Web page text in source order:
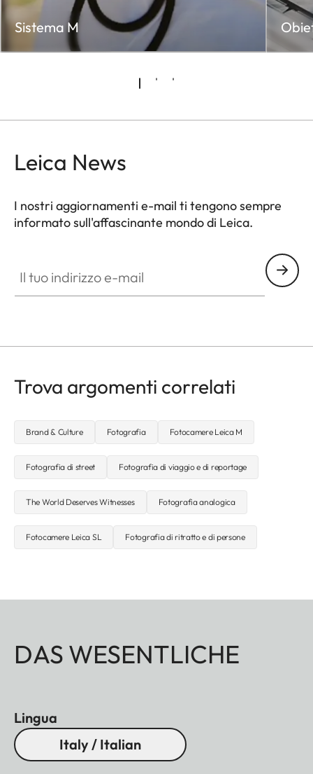
Sistema M
Leica News
I nostri aggiornamenti e-mail ti tengono sempre
informato sull'affascinante mondo di Leica.
Trova argomenti correlati
Brand & Culture Fotografia Fotocamere Leica M
Fotografia di street Fotografia di viaggio e di reportage
The World Deserves Witnesses Fotografia analogica
Fotocamere Leica SL Fotografia di ritratto e di persone
DAS WESENTLICHE
Lingua
Italy / Italian